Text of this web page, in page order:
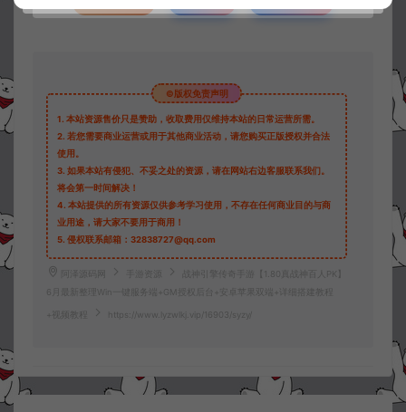
©版权免责声明
1. 本站资源售价只是赞助，收取费用仅维持本站的日常运营所需。
2. 若您需要商业运营或用于其他商业活动，请您购买正版授权并合法
使用。
3. 如果本站有侵犯、不妥之处的资源，请在网站右边客服联系我们。
将会第一时间解决！
4. 本站提供的所有资源仅供参考学习使用，不存在任何商业目的与商
业用途，请大家不要用于商用！
5. 侵权联系邮箱：32838727@qq.com
阿泽源码网 手游资源
战神引擎传奇手游【1.80真战神百人PK】
6月最新整理Win一键服务端+GM授权后台+安卓苹果双端+详细搭建教程
+视频教程 https://www.lyzwlkj.vip/16903/syzy/